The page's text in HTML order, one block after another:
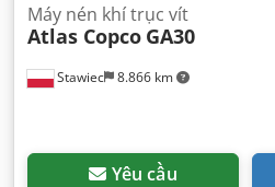
Stawiec 8.866 km
Máy nén khí trục vít
Atlas Copco GA30
Yêu cầu